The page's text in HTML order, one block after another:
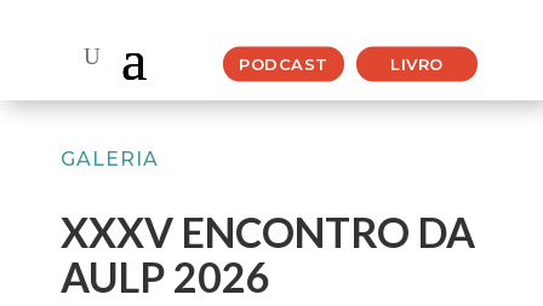
PODCAST LIVRO
GALERIA
XXXV ENCONTRO DA
AULP 2026